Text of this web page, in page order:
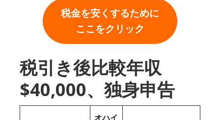
税金を安くするために
ここをクリック
税引き後比較年収
$40,000、独身申告
オハイ